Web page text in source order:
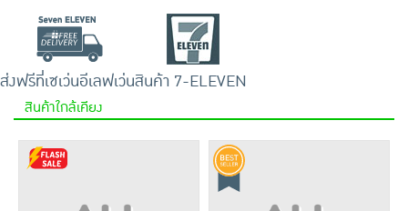
ส่งฟรีที่เซเว่นอีเลฟเว่นสินค้า 7-ELEVEN
สินค้าใกล้เคียง